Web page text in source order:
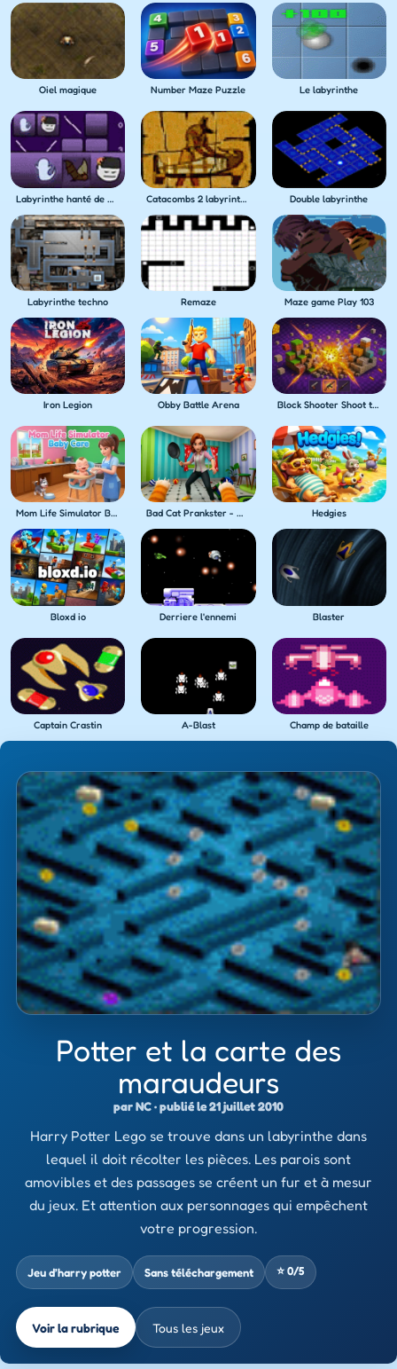
Oiel magique Number Maze Puzzle Le labyrinthe
Labyrinthe hanté de miroir Catacombs 2 labyrinth of death Double labyrinthe
Potter et la carte des
maraudeurs
par NC · publié le 21 juillet 2010
Harry Potter Lego se trouve dans un labyrinthe dans
lequel il doit récolter les pièces. Les parois sont
amovibles et des passages se créent un fur et à mesur
du jeux. Et attention aux personnages qui empêchent
votre progression.
Jeu d’harry potter Sans téléchargement ⭐ 0/5
Voir la rubrique Tous les jeux
Labyrinthe techno Remaze Maze game Play 103
Iron Legion Obby Battle Arena Block Shooter Shoot the Blocks!
Mom Life Simulator Baby Care Bad Cat Prankster - Mom's Return Hedgies
Bloxd io Derriere l'ennemi Blaster
Captain Crastin A-Blast Champ de bataille